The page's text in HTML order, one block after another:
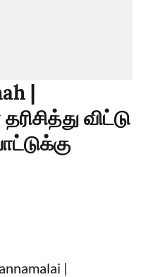
|
விட்டு
|